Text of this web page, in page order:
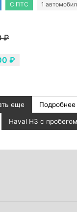
С ПТС 1
₽
₽
еще
Haval H3 с пробегом